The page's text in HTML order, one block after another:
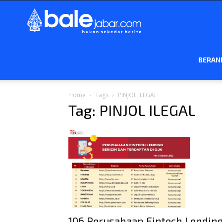
Home Tags PINJOL ILEGAL
Tag: PINJOL ILEGAL